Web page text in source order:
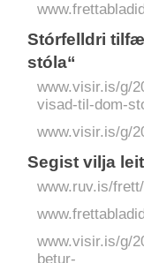
Stór­felldri
stóla“
www.visir.is/g/
visad-til-dom-
www.visir.is/g/
Segist vilja
www.ruv.is/
www.visir.is/g/
betur-